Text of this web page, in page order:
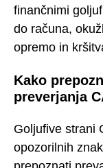
finančnimi
do računa,
opremo in
Kako
preverjanja
Goljufive strani
opozorilnih